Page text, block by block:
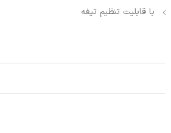
با قابلیت تنظیم تیغه